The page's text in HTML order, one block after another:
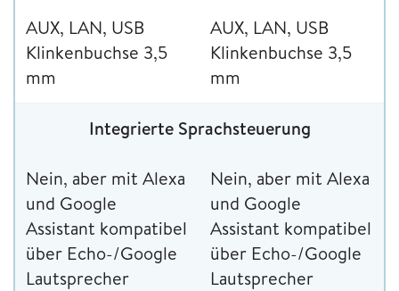
AUX, LAN, USB
Klinkenbuchse 3,5
mm
AUX, LAN, USB
Klinkenbuchse 3,5
mm
Integrierte Sprachsteuerung
Nein, aber mit Alexa
und Google
Assistant kompatibel
über Echo-/Google
Lautsprecher
Nein, aber mit Alexa
und Google
Assistant kompatibel
über Echo-/Google
Lautsprecher